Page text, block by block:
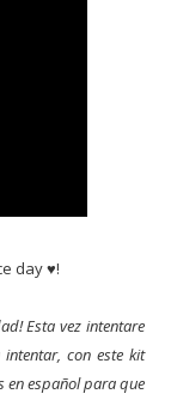
day ♥!
Esta vez intentare
con este kit
en español para que